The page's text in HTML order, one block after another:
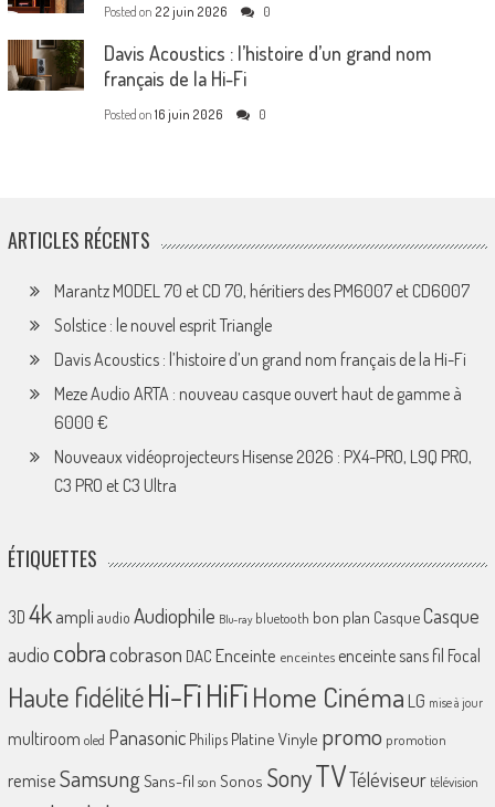
Posted on 22 juin 2026 0
Davis Acoustics : l’histoire d’un grand nom
français de la Hi-Fi
Posted on 16 juin 2026 0
ARTICLES RÉCENTS
Marantz MODEL 70 et CD 70, héritiers des PM6007 et CD6007
Solstice : le nouvel esprit Triangle
Davis Acoustics : l’histoire d’un grand nom français de la Hi-Fi
Meze Audio ARTA : nouveau casque ouvert haut de gamme à
6000 €
Nouveaux vidéoprojecteurs Hisense 2026 : PX4-PRO, L9Q PRO,
C3 PRO et C3 Ultra
ÉTIQUETTES
3D 4k ampliaudio Audiophile Blu-ray bluetooth bon plan CasqueCasque
audio cobracobrason DAC Enceinte enceintes enceinte sans fil Focal
Haute fidélitéHi-FiHiFiHome Cinéma LG mise à jour
multiroom oled Panasonic Philips Platine Vinyle promo promotion
remiseSamsungSans-fil son Sonos SonyTVTéléviseur télévision